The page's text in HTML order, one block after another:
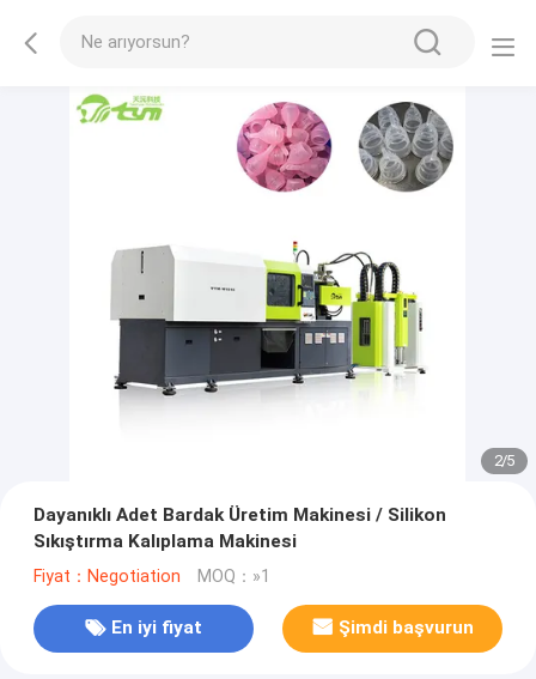
2/5
Dayanıklı Adet Bardak Üretim Makinesi / Silikon
Sıkıştırma Kalıplama Makinesi
Fiyat：Negotiation MOQ：»1
En iyi fiyat Şimdi başvurun